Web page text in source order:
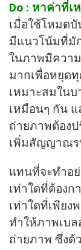
Do : หาค่าที่เ
เมื่อใช้โหมด
มีแนวโน้มที่มั
ในภาพมีควา
มากเพื่อหยุด
เหมาะสมใน
เหมือนๆ กัน
ถ่ายภาพต้อง
เพิ่มสัญญาณร
แทนที่จะทำอ
เท่าใดที่ต้องก
เท่าใดที่เพีย
ทำให้ภาพเบ
ถ่ายภาพ ซึ่งด้